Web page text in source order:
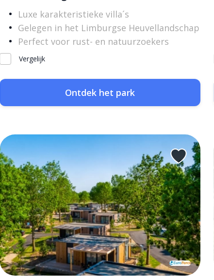
Luxe karakteristieke villa´s
Gelegen in het Limburgse Heuvellandschap
Perfect voor rust- en natuurzoekers
Vergelijk
Ontdek het park